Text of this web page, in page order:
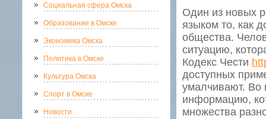
Социальная сфера Омска
Образование в Омске
Экономика Омска
Политика в Омске
Культура Омска
Спорт в Омске
Новости
Один из новых
языком то, как
общества.
ситуацию,
Кодекс Чести
доступных
умалчивают. Во
информацию,
множества